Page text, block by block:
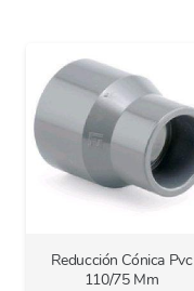
Reducción Cónica Pvc
110/75 Mm